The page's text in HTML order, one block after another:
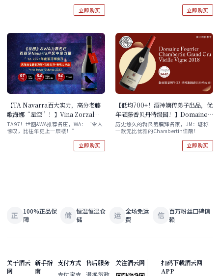
立即购买
立即购买
【TA Navarra百大实力，高分老藤
歌海娜“星空”！】Vina Zorzal
Golerga 2023 现货速发
TA 97！世图&WA推荐名庄，WA：“令人
惊叹，比往年更上一层楼！”
立即购买
【低均700+！酒神嫡传弟子出品，优
年老藤香贝丹特级园！】Domaine
Fourrier Chambertin Grand Cru
Vieille Vigne 2018 现货
历史悠久的勃艮第膜拜名家，JM：堪称
一款无比优雅的Chambertin佳酿！
立即购买
正
100%正品保
障
储 恒温恒湿仓
储
运 全场免运
费
信 百万粉丝口碑信
赖
关于酒云
网
新手指
南
支付方式
售后服务
关注酒云网
扫码下载酒云网
APP